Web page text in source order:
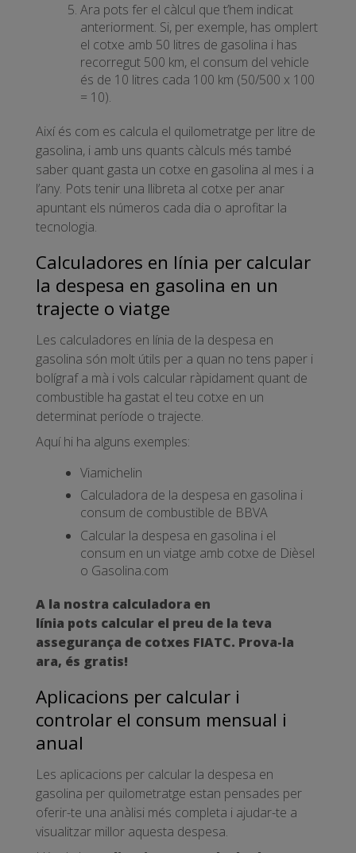
Ara pots fer el càlcul que t’hem indicat
anteriorment. Si, per exemple, has omplert
el cotxe amb 50 litres de gasolina i has
recorregut 500 km, el consum del vehicle
és de 10 litres cada 100 km (50/500 x 100
= 10).
Així és com es calcula el quilometratge per litre de
gasolina, i amb uns quants càlculs més també
saber quant gasta un cotxe en gasolina al mes i a
l’any. Pots tenir una llibreta al cotxe per anar
apuntant els números cada dia o aprofitar la
tecnologia.
Calculadores en línia per calcular
la despesa en gasolina en un
trajecte o viatge
Les calculadores en línia de la despesa en
gasolina són molt útils per a quan no tens paper i
bolígraf a mà i vols calcular ràpidament quant de
combustible ha gastat el teu cotxe en un
determinat període o trajecte.
Aquí hi ha alguns exemples:
Viamichelin
Calculadora de la despesa en gasolina i
consum de combustible de BBVA
Calcular la despesa en gasolina i el
consum en un viatge amb cotxe de Dièsel
o Gasolina.com
A la nostra calculadora en
línia pots calcular el preu de la teva
assegurança de cotxes FIATC. Prova-la
ara, és gratis!
Aplicacions per calcular i
controlar el consum mensual i
anual
Les aplicacions per calcular la despesa en
gasolina per quilometratge estan pensades per
oferir-te una anàlisi més completa i ajudar-te a
visualitzar millor aquesta despesa.